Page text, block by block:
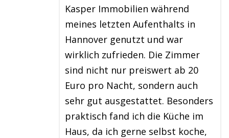
Kasper Immobilien während
meines letzten Aufenthalts in
Hannover genutzt und war
wirklich zufrieden. Die Zimmer
sind nicht nur preiswert ab 20
Euro pro Nacht, sondern auch
sehr gut ausgestattet. Besonders
praktisch fand ich die Küche im
Haus, da ich gerne selbst koche,